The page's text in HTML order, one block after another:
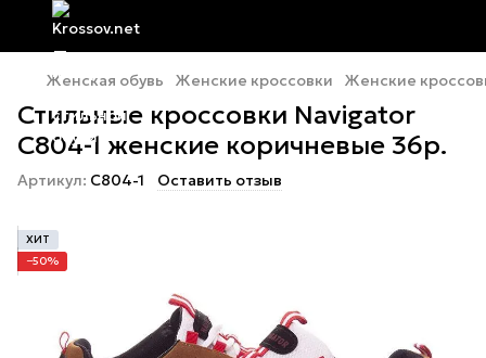
Женская обувь Женские кроссовки Женские
Стильные кроссовки Navigator
C804-1 женские коричневые 36р.
Артикул: C804-1 Оставить отзыв
ХИТ
−50%